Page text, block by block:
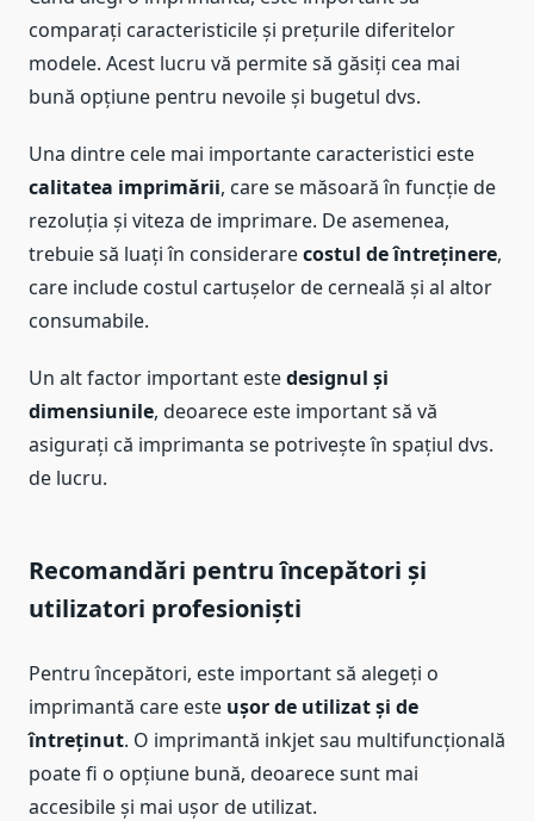
comparați caracteristicile și prețurile diferitelor
modele. Acest lucru vă permite să găsiți cea mai
bună opțiune pentru nevoile și bugetul dvs.
Una dintre cele mai importante caracteristici este
calitatea imprimării, care se măsoară în funcție de
rezoluția și viteza de imprimare. De asemenea,
trebuie să luați în considerarecostul de întreținere,
care include costul cartușelor de cerneală și al altor
consumabile.
Un alt factor important estedesignul și
dimensiunile, deoarece este important să vă
asigurați că imprimanta se potrivește în spațiul dvs.
de lucru.
Recomandări pentru începători și
utilizatori profesioniști
Pentru începători, este important să alegeți o
imprimantă care este ușor de utilizat și de
întreținut. O imprimantă inkjet sau multifuncțională
poate fi o opțiune bună, deoarece sunt mai
accesibile și mai ușor de utilizat.